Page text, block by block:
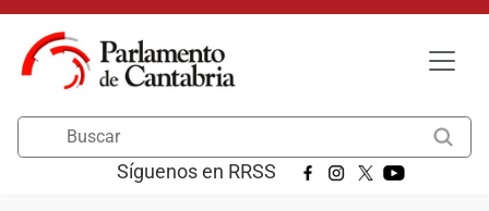
Pasar al contenido principal
Síguenos en RRSS